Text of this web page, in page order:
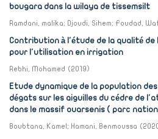
bougara dans la wilaya de tissemsilt
Ramdani, malika; Djoudi, Sihem; Foudad,
Contribution à l'étude de la qualité
pour l'utilisation en irrigation
Rebhi, Mohamed (2019)
Etude dynamique de la population
dégats sur les aiguilles du cédre de
dans le massif ouarsenis ( parc
Boubtana, Kamel ; Hamani, Benmoussa (